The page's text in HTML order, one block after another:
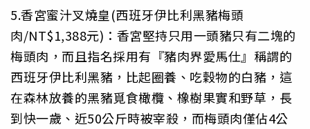
5.香宮蜜汁叉燒皇(西班牙伊比利黑豬梅頭
肉/NT$1,388元)：香宮堅持只用一頭豬只有二塊的
梅頭肉，而且指名採用有『豬肉界愛馬仕』稱謂的
西班牙伊比利黑豬，比起圈養、吃穀物的白豬，這
在森林放養的黑豬覓食橄欖、橡樹果實和野草，長
到快一歲、近50公斤時被宰殺，而梅頭肉僅佔4公